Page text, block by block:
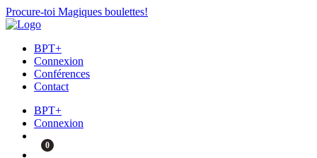
Procure-toi Magiques boulettes!
BPT+
Connexion
Conférences
Contact
BPT+
Connexion
0